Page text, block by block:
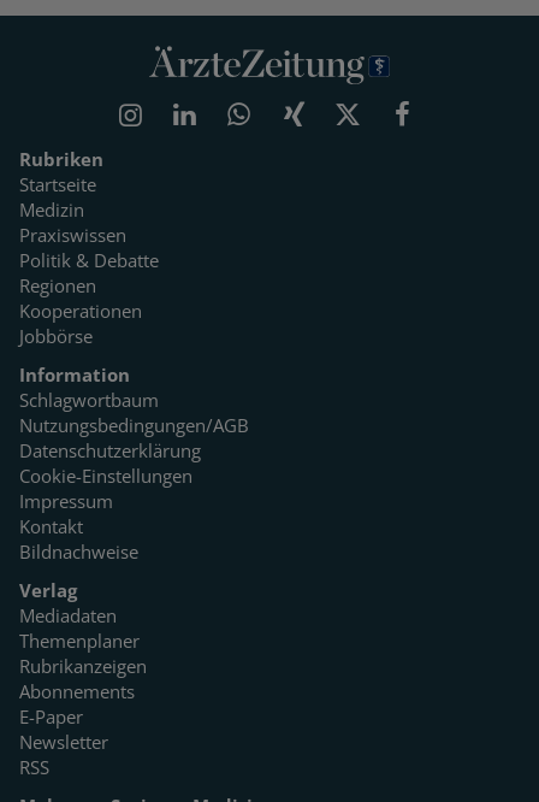
Rubriken
Startseite
Medizin
Praxiswissen
Politik & Debatte
Regionen
Kooperationen
Jobbörse
Information
Schlagwortbaum
Nutzungsbedingungen/AGB
Datenschutzerklärung
Cookie-Einstellungen
Impressum
Kontakt
Bildnachweise
Verlag
Mediadaten
Themenplaner
Rubrikanzeigen
Abonnements
E-Paper
Newsletter
RSS